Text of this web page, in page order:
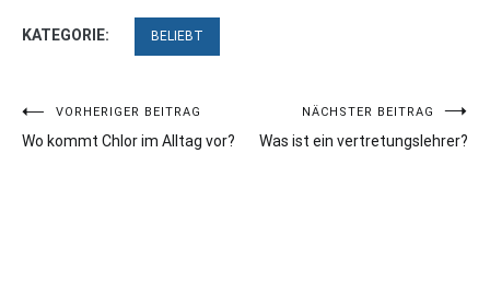
KATEGORIE: BELIEBT
Beitragsnavigation
VORHERIGER BEITRAG
Wo kommt Chlor im Alltag vor?
NÄCHSTER BEITRAG
Was ist ein vertretungslehrer?